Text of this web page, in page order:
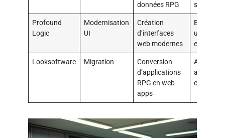
données RPG
Profound
Logic
Modernisation
UI
Création
d’interfaces
web modernes
utilisateur
enrichie
Looksoftware Migration
Conversion
d’applications
RPG en web
apps
aux
cloud